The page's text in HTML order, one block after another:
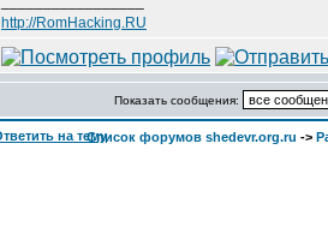
http://RomHacking.RU
Показать сообщения:
Список форумов shedevr.org.ru ->